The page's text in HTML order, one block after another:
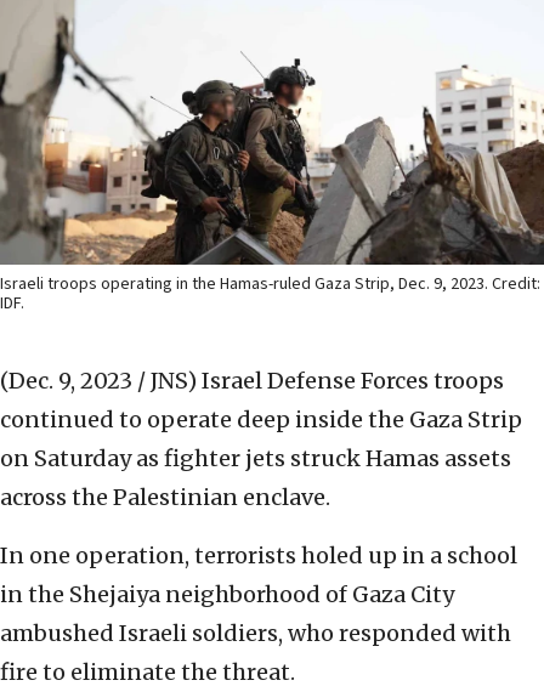
Israeli troops operating in the Hamas-ruled Gaza Strip, Dec. 9, 2023. Credit:
IDF.
(Dec. 9, 2023 / JNS) Israel Defense Forces troops
continued to operate deep inside the Gaza Strip
on Saturday as fighter jets struck Hamas assets
across the Palestinian enclave.
In one operation, terrorists holed up in a school
in the Shejaiya neighborhood of Gaza City
ambushed Israeli soldiers, who responded with
fire to eliminate the threat.